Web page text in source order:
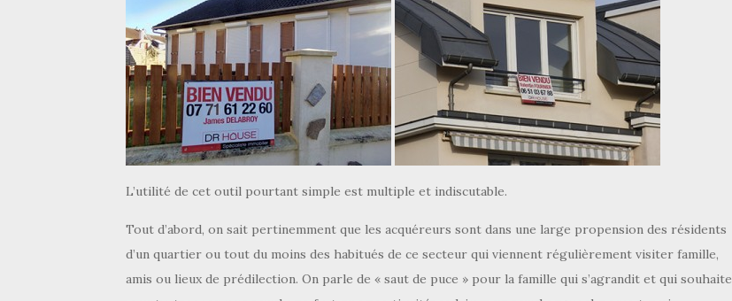
L’utilité de cet outil pourtant simple est multiple et indiscutable.
Tout d’abord, on sait pertinemment que les acquéreurs sont dans une large propension des résidents
d’un quartier ou tout du moins des habitués de ce secteur qui viennent régulièrement visiter famille,
amis ou lieux de prédilection. On parle de « saut de puce » pour la famille qui s’agrandit et qui souhaite